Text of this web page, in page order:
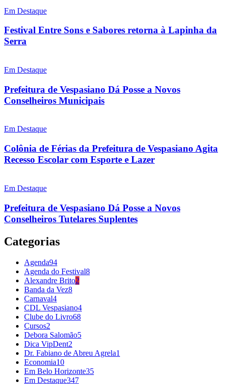
Em Destaque
Festival Entre Sons e Sabores retorna à Lapinha da
Serra
Em Destaque
Prefeitura de Vespasiano Dá Posse a Novos
Conselheiros Municipais
Em Destaque
Colônia de Férias da Prefeitura de Vespasiano Agita
Recesso Escolar com Esporte e Lazer
Em Destaque
Prefeitura de Vespasiano Dá Posse a Novos
Conselheiros Tutelares Suplentes
Categorias
Agenda94
Agenda do Festival8
Alexandre Brito2
Banda da Vez8
Carnaval4
CDL Vespasiano4
Clube do Livro68
Cursos2
Debora Salomão5
Dica VipDent2
Dr. Fabiano de Abreu Agrela1
Economia10
Em Belo Horizonte35
Em Destaque347